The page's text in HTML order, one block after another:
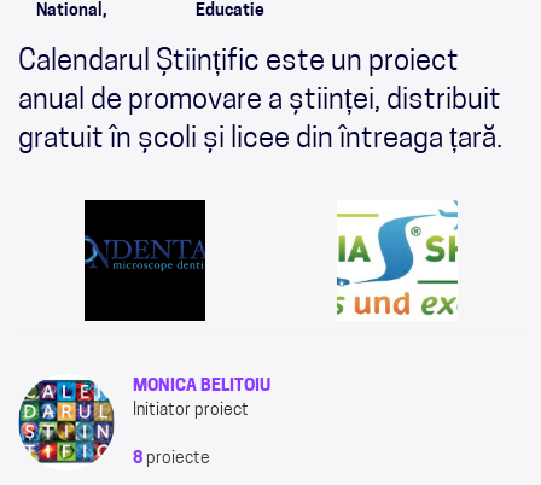
National, Educatie
Calendarul Științific este un proiect
anual de promovare a științei, distribuit
gratuit în școli și licee din întreaga țară.
MONICA BELITOIU
Initiator proiect
8 proiecte